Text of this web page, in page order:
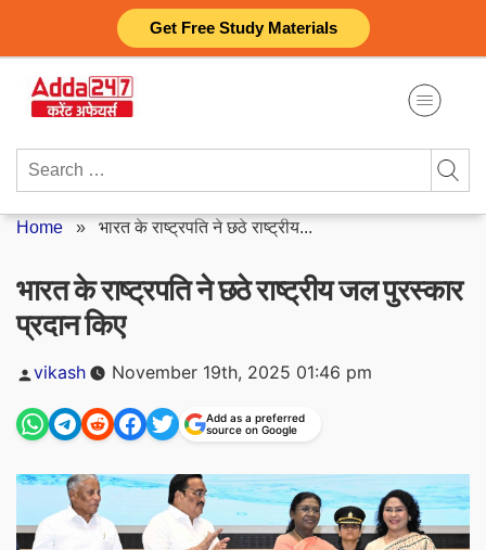
Get Free Study Materials
content
Search
Home » भारत के राष्ट्रपति ने छठे राष्ट्रीय...
भारत के राष्ट्रपति ने छठे राष्ट्रीय जल पुरस्कार
प्रदान किए
Posted
vikash November 19th, 2025 01:46 pm
Add as a preferred
source on Google